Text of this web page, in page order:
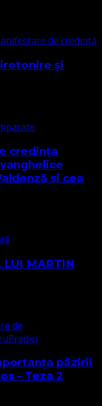
de credință
și
credința
și cea
LUI MARTIN
de
Predici
păzirii
– Teza 2